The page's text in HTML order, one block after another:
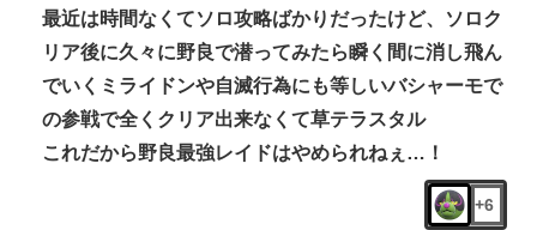
最近は時間なくてソロ攻略ばかりだったけど、ソロク
リア後に久々に野良で潜ってみたら瞬く間に消し飛ん
でいくミライドンや自滅行為にも等しいバシャーモで
の参戦で全くクリア出来なくて草テラスタル
これだから野良最強レイドはやめられねぇ…！
+6